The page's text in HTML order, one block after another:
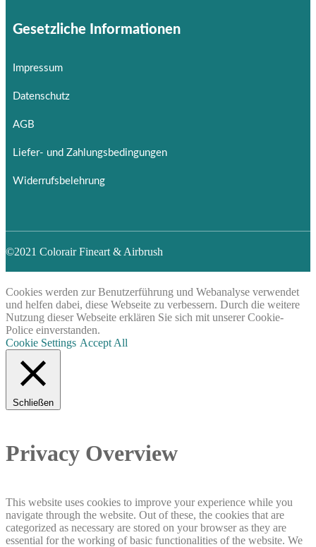
Gesetzliche Informationen
Impressum
Datenschutz
AGB
Liefer- und Zahlungsbedingungen
Widerrufsbelehrung
©2021 Colorair Fineart & Airbrush
Cookies werden zur Benutzerführung und Webanalyse verwendet
und helfen dabei, diese Webseite zu verbessern. Durch die weitere
Nutzung dieser Webseite erklären Sie sich mit unserer Cookie-
Police einverstanden.
Cookie Settings Accept All
Schließen
Privacy Overview
This website uses cookies to improve your experience while you
navigate through the website. Out of these, the cookies that are
categorized as necessary are stored on your browser as they are
essential for the working of basic functionalities of the website. We